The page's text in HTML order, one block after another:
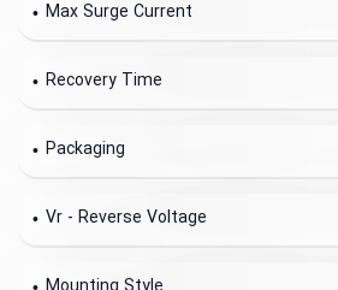
Max Surge Current
Recovery Time
Packaging
Vr - Reverse Voltage